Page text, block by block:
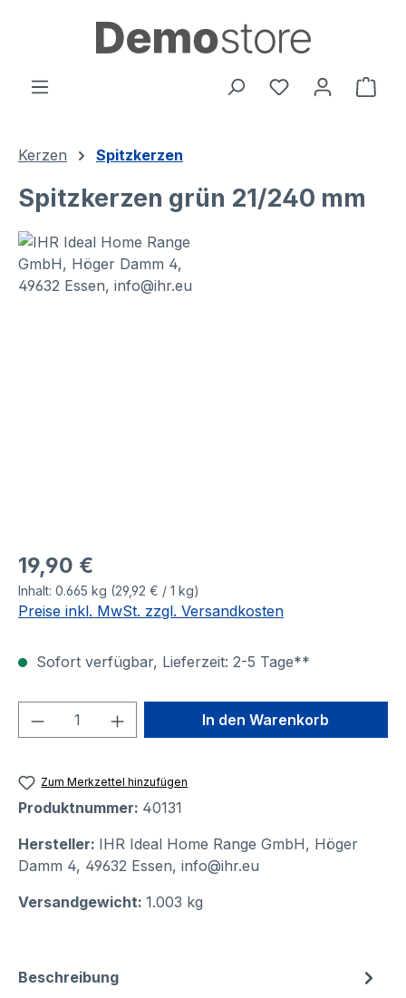
Kerzen Spitzkerzen
Spitzkerzen grün 21/240 mm
19,90 €
Inhalt: 0.665 kg (29,92 € / 1 kg)
Preise inkl. MwSt. zzgl. Versandkosten
Sofort verfügbar, Lieferzeit: 2-5 Tage**
Produkt Anzahl: Gib denIn den Warenkorb
Zum Merkzettel hinzufügen
Produktnummer: 40131
Hersteller: IHR Ideal Home Range GmbH, Höger
Damm 4, 49632 Essen, info@ihr.eu
Versandgewicht: 1.003 kg
Beschreibung